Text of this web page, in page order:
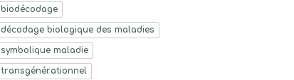
biodécodage
décodage biologique des maladies
symbolique maladie
transgénérationnel